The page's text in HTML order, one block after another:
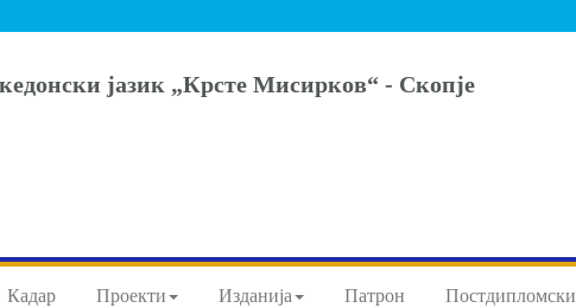
јазик „Крсте Мисирков“ - Скопје
Кадар Проекти Изданија Патрон Постдипломски